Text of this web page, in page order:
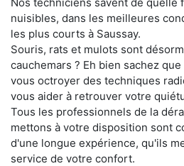
nuisibles, dans les meilleures
les plus courts à Saussay.
Souris, rats et mulots sont
cauchemars ? Eh bien sachez
vous octroyer des techniques
vous aider à retrouver votre
Tous les professionnels de la
mettons à votre disposition sont
d'une longue expérience, qu'ils
service de votre confort.